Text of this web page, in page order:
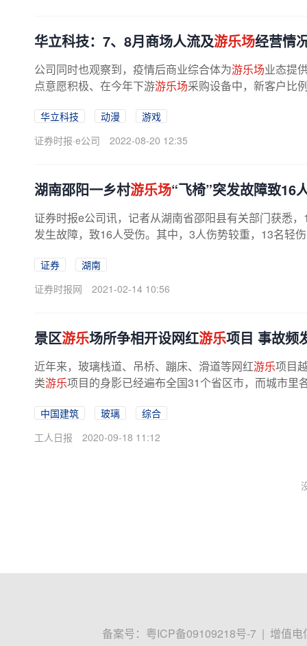
华立科技：7、8月商场人流及游乐场经营情
公司同时也观察到，疫情后商业综合体为游乐场业态提
点意愿积极、在今年下游游乐场采购设备中，新客户比
华立科技 动漫
游戏
证券时报·e公司
2022-08-20 12:35
湖南邵阳一乡村游乐场“飞椅”突发故障致16
证券时报e公司讯，记者从湖南省邵阳县有关部门获悉
发生故障，致16人受伤。其中，3人伤势较重，13名轻
证券
湖南
证券时报网
2021-02-14 10:56
景区游乐场所争相开设网红游乐项目 事故频
近年来，玻璃栈道、吊桥、蹦床、滑道等网红游乐项目
类游乐项目的身影已经遍布全国31个省区市，而城市里
中国建筑 玻璃
综合
工人日报
2020-09-18 11:12
备案号： 粤ICP备09109218号-7 | 增值电